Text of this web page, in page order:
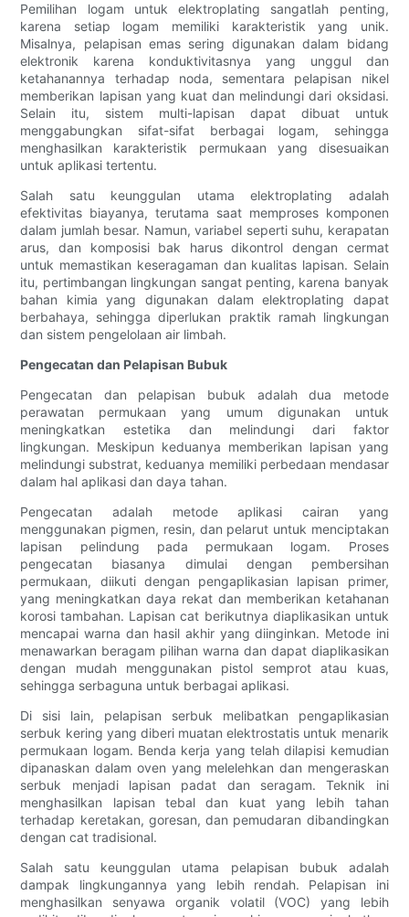
Pemilihan logam untuk elektroplating sangatlah penting,
karena setiap logam memiliki karakteristik yang unik.
Misalnya, pelapisan emas sering digunakan dalam bidang
elektronik karena konduktivitasnya yang unggul dan
ketahanannya terhadap noda, sementara pelapisan nikel
memberikan lapisan yang kuat dan melindungi dari oksidasi.
Selain itu, sistem multi-lapisan dapat dibuat untuk
menggabungkan sifat-sifat berbagai logam, sehingga
menghasilkan karakteristik permukaan yang disesuaikan
untuk aplikasi tertentu.
Salah satu keunggulan utama elektroplating adalah
efektivitas biayanya, terutama saat memproses komponen
dalam jumlah besar. Namun, variabel seperti suhu, kerapatan
arus, dan komposisi bak harus dikontrol dengan cermat
untuk memastikan keseragaman dan kualitas lapisan. Selain
itu, pertimbangan lingkungan sangat penting, karena banyak
bahan kimia yang digunakan dalam elektroplating dapat
berbahaya, sehingga diperlukan praktik ramah lingkungan
dan sistem pengelolaan air limbah.
Pengecatan dan Pelapisan Bubuk
Pengecatan dan pelapisan bubuk adalah dua metode
perawatan permukaan yang umum digunakan untuk
meningkatkan estetika dan melindungi dari faktor
lingkungan. Meskipun keduanya memberikan lapisan yang
melindungi substrat, keduanya memiliki perbedaan mendasar
dalam hal aplikasi dan daya tahan.
Pengecatan adalah metode aplikasi cairan yang
menggunakan pigmen, resin, dan pelarut untuk menciptakan
lapisan pelindung pada permukaan logam. Proses
pengecatan biasanya dimulai dengan pembersihan
permukaan, diikuti dengan pengaplikasian lapisan primer,
yang meningkatkan daya rekat dan memberikan ketahanan
korosi tambahan. Lapisan cat berikutnya diaplikasikan untuk
mencapai warna dan hasil akhir yang diinginkan. Metode ini
menawarkan beragam pilihan warna dan dapat diaplikasikan
dengan mudah menggunakan pistol semprot atau kuas,
sehingga serbaguna untuk berbagai aplikasi.
Di sisi lain, pelapisan serbuk melibatkan pengaplikasian
serbuk kering yang diberi muatan elektrostatis untuk menarik
permukaan logam. Benda kerja yang telah dilapisi kemudian
dipanaskan dalam oven yang melelehkan dan mengeraskan
serbuk menjadi lapisan padat dan seragam. Teknik ini
menghasilkan lapisan tebal dan kuat yang lebih tahan
terhadap keretakan, goresan, dan pemudaran dibandingkan
dengan cat tradisional.
Salah satu keunggulan utama pelapisan bubuk adalah
dampak lingkungannya yang lebih rendah. Pelapisan ini
menghasilkan senyawa organik volatil (VOC) yang lebih